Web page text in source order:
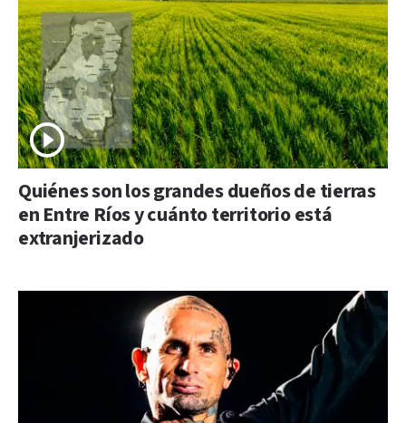
Quiénes son los grandes dueños de tierras
en Entre Ríos y cuánto territorio está
extranjerizado